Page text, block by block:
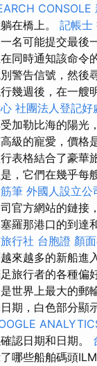
CONSOLE
在橋上。 記帳
名可能提交最後
同時通知該命令
警告信號，然後
幾週後，在一艘
社團法人登記好
加勒比海的陽光
級的寵愛，價格
表格結合了豪華
，它們在幾乎每
筆 外國人設立公
官方網站的鏈接
羅那港口的到達
行社 台胞證 顏
來越多的新船進
旅行者的各種偏
世界上最大的郵
期，白色部分顯
認日期和日期。
哪些船舶碼頭